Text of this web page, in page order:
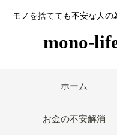
モノを捨てても不安な人
mono-
ホーム
お金の不安解消